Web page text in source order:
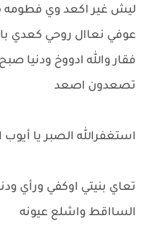
ليش غير اكعد وي فطومه
عوفي نعاال روحي كعدي
فقار والله ادووخ
تصعدون اصعد
استغفرالله الصبر يا أيوب
تعاي بنيتي اوكفي ورأي
السااقط واشلع عيونه